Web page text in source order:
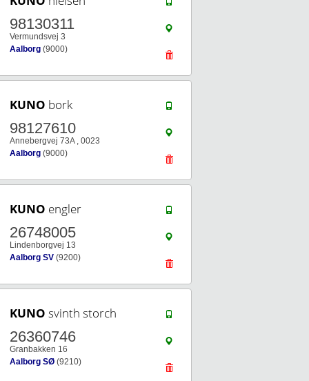
98130311
Vermundsvej 3
Aalborg (9000)
KUNO bork
98127610
Annebergvej 73A , 0023
Aalborg (9000)
KUNO engler
26748005
Lindenborgvej 13
Aalborg SV (9200)
KUNO svinth storch
26360746
Granbakken 16
Aalborg SØ (9210)